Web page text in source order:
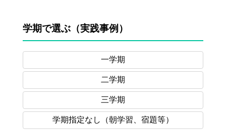
学期で選ぶ（実践事例）
一学期
二学期
三学期
学期指定なし （朝学習、宿題等）